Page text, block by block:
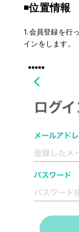
◾️位置情報
1.会員登録を行
インをします。